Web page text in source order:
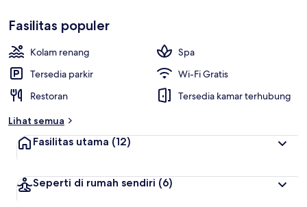
Fasilitas populer
Kolam renang
Spa
Tersedia parkir
Wi-Fi Gratis
Restoran
Tersedia kamar terhubung
Lihat semua
Fasilitas utama (12)
Seperti di rumah sendiri (6)